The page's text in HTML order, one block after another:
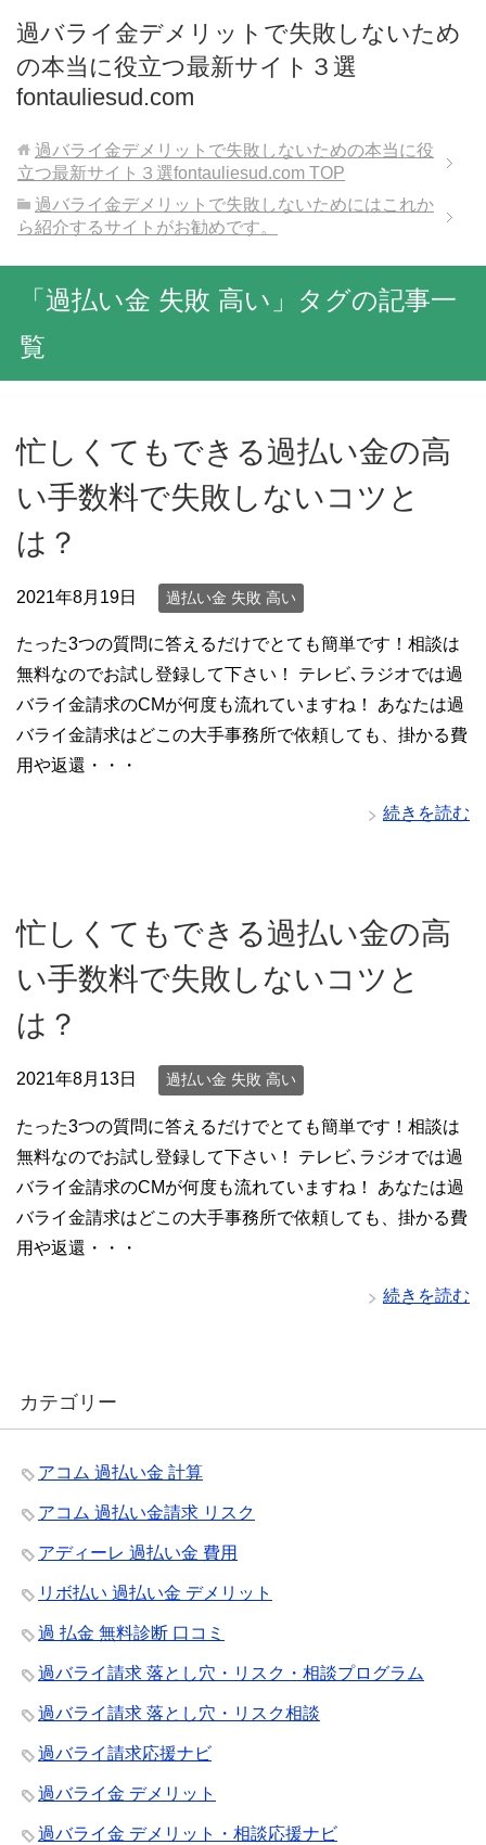
過バライ金デメリットで失敗しないため
の本当に役立つ最新サイト３選
fontauliesud.com
過バライ金デメリットで失敗しないための本当に役
立つ最新サイト３選fontauliesud.com TOP
過バライ金デメリットで失敗しないためにはこれか
ら紹介するサイトがお勧めです。
「過払い金 失敗 高い」タグの記事一
覧
忙しくてもできる過払い金の高
い手数料で失敗しないコツと
は？
2021年8月19日 過払い金 失敗 高い
たった3つの質問に答えるだけでとても簡単です！相談は
無料なのでお試し登録して下さい！ テレビ､ラジオでは過
バライ金請求のCMが何度も流れていますね！ あなたは過
バライ金請求はどこの大手事務所で依頼しても、掛かる費
用や返還・・・
続きを読む
忙しくてもできる過払い金の高
い手数料で失敗しないコツと
は？
2021年8月13日 過払い金 失敗 高い
たった3つの質問に答えるだけでとても簡単です！相談は
無料なのでお試し登録して下さい！ テレビ､ラジオでは過
バライ金請求のCMが何度も流れていますね！ あなたは過
バライ金請求はどこの大手事務所で依頼しても、掛かる費
用や返還・・・
続きを読む
カテゴリー
アコム 過払い金 計算
アコム 過払い金請求 リスク
アディーレ 過払い金 費用
リボ払い 過払い金 デメリット
過 払金 無料診断 口コミ
過バライ請求 落とし穴・リスク・相談プログラム
過バライ請求 落とし穴・リスク相談
過バライ請求応援ナビ
過バライ金 デメリット
過バライ金 デメリット・相談応援ナビ